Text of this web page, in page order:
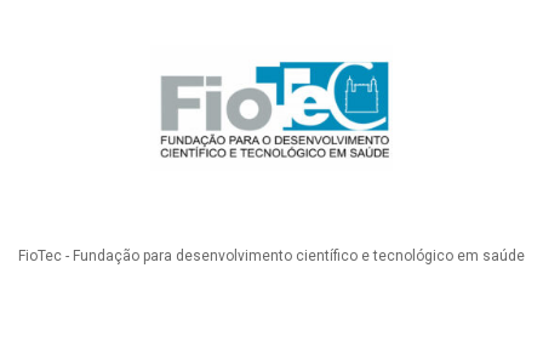
FioTec - Fundação para desenvolvimento científico e tecnológico em saúde